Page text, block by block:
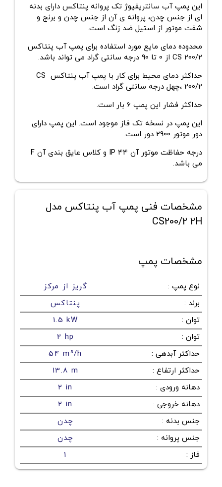
این پمپ آب سانتریفیوژ تک پروانه پنتاکس دارای بدنه
ای از جنس چدن، پروانه ی آن از جنس چدن و برنج و
شفت موتور از استیل ضد زنگ است.
محدوده دمای مایع مورد استفاده برای پمپ آب پنتاکس
CS 200/2 از 0 تا 90 درجه سانتی گراد می تواند باشد.
حداکثر دمای محیط برای کار با پمپ آب پنتاکس CS
200/2 ،چهل درجه سانتی گراد است.
حداکثر فشار این پمپ 6 بار است.
این پمپ در نسخه تک فاز موجود است. این پمپ دارای
دور موتور 2900 دور است.
درجه حفاظت موتور آن IP 44 و کلاس عایق بندی آن F
می باشد.
مشخصات فنی پمپ آب پنتاکس مدل
CS200/2 2H
مشخصات پمپ
نوع پمپ :
گریز از مرکز
برند :
پنتاکس
توان :
1.5 kW
توان :
2 hp
حداکثر آبدهی :
54 m³/h
حداکثر ارتفاع :
13.8 m
دهانه ورودی :
2 in
دهانه خروجی :
2 in
جنس بدنه :
چدن
جنس پروانه :
چدن
فاز :
1